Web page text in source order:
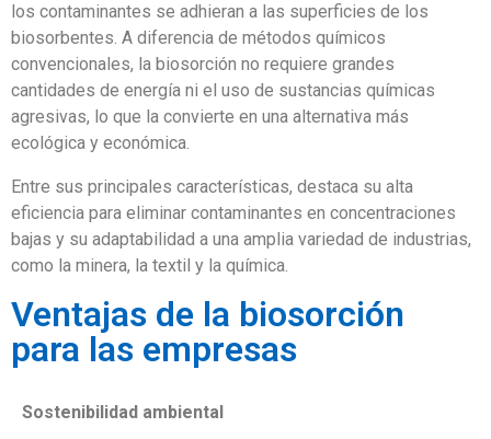
los contaminantes se adhieran a las superficies de los
biosorbentes. A diferencia de métodos químicos
convencionales, la biosorción no requiere grandes
cantidades de energía ni el uso de sustancias químicas
agresivas, lo que la convierte en una alternativa más
ecológica y económica.
Entre sus principales características, destaca su alta
eficiencia para eliminar contaminantes en concentraciones
bajas y su adaptabilidad a una amplia variedad de industrias,
como la minera, la textil y la química.
Ventajas de la biosorción
para las empresas
Sostenibilidad ambiental